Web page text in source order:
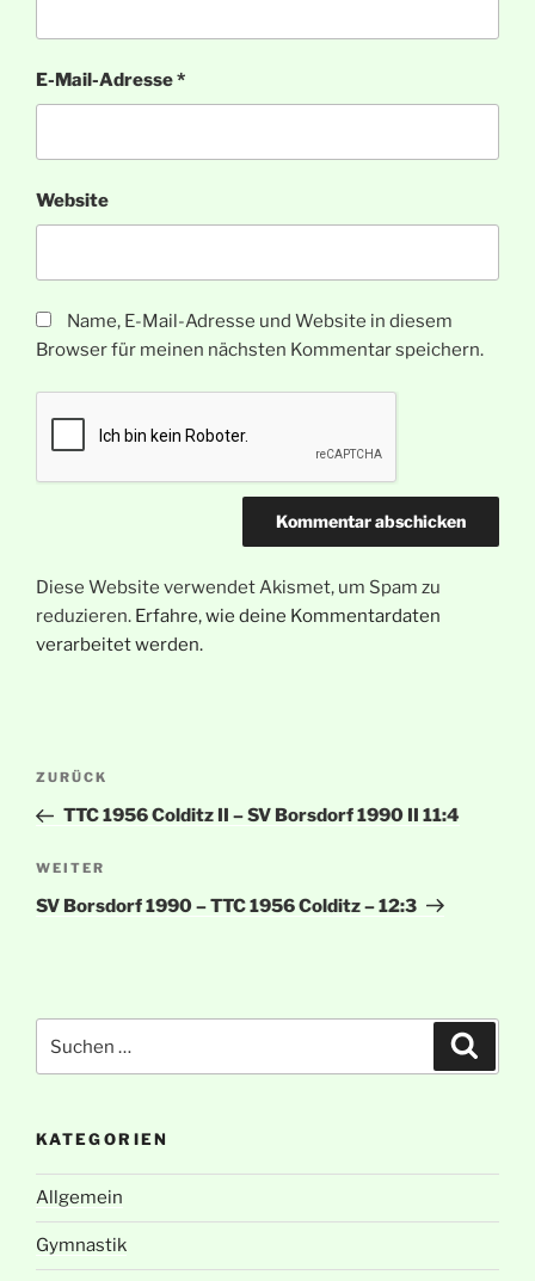
E-Mail-Adresse*
Website
Name, E-Mail-Adresse und Website in diesem
Browser für meinen nächsten Kommentar speichern.
Diese Website verwendet Akismet, um Spam zu
reduzieren. Erfahre, wie deine Kommentardaten
verarbeitet werden.
Beitragsnavigation
Vorheriger
Beitrag
ZURÜCK
TTC 1956 Colditz II – SV Borsdorf 1990 II 11:4
Nächster
Beitrag
WEITER
SV Borsdorf 1990 – TTC 1956 Colditz – 12:3
nach:
KATEGORIEN
Allgemein
Gymnastik